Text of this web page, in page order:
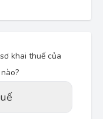
khai thuế của